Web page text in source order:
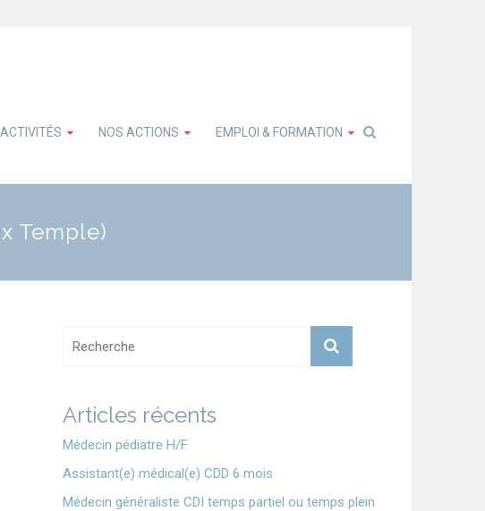
NOS ACTIONS EMPLOI & FORMATION
Temple)
Articles récents
Médecin pédiatre H/F
Assistant(e) médical(e) CDD 6 mois
Médecin généraliste CDI temps partiel ou temps plein